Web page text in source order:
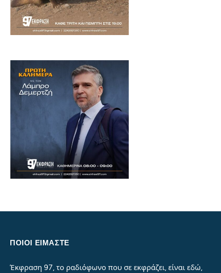
ΠΟΙΟΙ ΕΙΜΑΣΤΕ
Έκφραση 97, το ραδιόφωνο που σε εκφράζει, είναι εδώ,